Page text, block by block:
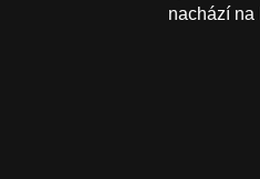
nachází na